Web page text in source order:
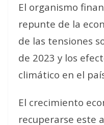
El organismo
repunte de la
de las tensiones
de 2023 y los
climático en el
El crecimiento
recuperarse este